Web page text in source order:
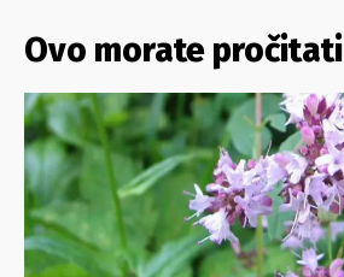
Ovo morate pročitati